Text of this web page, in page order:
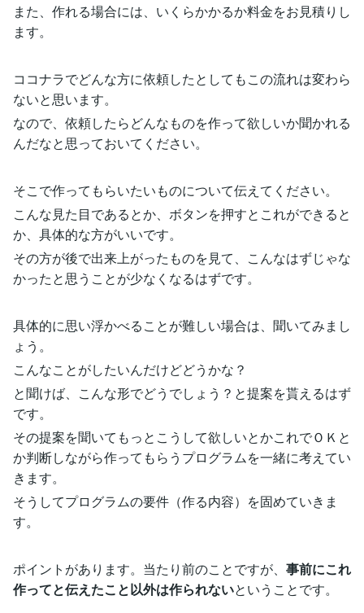
また、作れる場合には、いくらかかるか料金をお見積りし
ます。
ココナラでどんな方に依頼したとしてもこの流れは変わら
ないと思います。
なので、依頼したらどんなものを作って欲しいか聞かれる
んだなと思っておいてください。
そこで作ってもらいたいものについて伝えてください。
こんな見た目であるとか、ボタンを押すとこれができると
か、具体的な方がいいです。
その方が後で出来上がったものを見て、こんなはずじゃな
かったと思うことが少なくなるはずです。
具体的に思い浮かべることが難しい場合は、聞いてみまし
ょう。
こんなことがしたいんだけどどうかな？
と聞けば、こんな形でどうでしょう？と提案を貰えるはず
です。
その提案を聞いてもっとこうして欲しいとかこれでＯＫと
か判断しながら作ってもらうプログラムを一緒に考えてい
きます。
そうしてプログラムの要件（作る内容）を固めていきま
す。
ポイントがあります。当たり前のことですが、 事前にこれ
作ってと伝えたこと以外は作られないということです。